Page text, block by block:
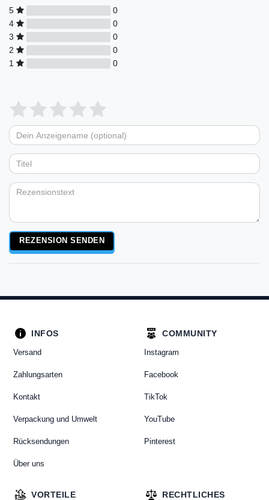
5
0
4
0
3
0
2
0
1
0
Bewertungssterne
von
5
Bewertungssternen
4
von
5
Bewertungssternen
3
von
5
Bewertungssternen
2
von
5
Bewertungssternen
1
von
5
Bewertungssternen
Anzeigename
(optional)
REZENSION SENDEN
INFOS
Versand
Zahlungsarten
Kontakt
Verpackung und Umwelt
Rücksendungen
Über uns
COMMUNITY
Instagram
Facebook
TikTok
YouTube
Pinterest
RECHTLICHES
VORTEILE